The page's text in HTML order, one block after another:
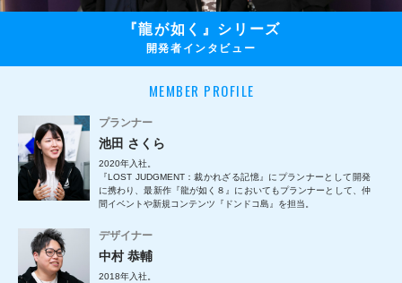
『龍が如く』シリーズ
開発者インタビュー
MEMBER PROFILE
プランナー
池田 さくら
2020年入社。
『LOST JUDGMENT：裁かれざる記憶』にプランナーとして開発
に携わり、最新作『龍が如く８』においてもプランナーとして、仲
間イベントや新規コンテンツ『ドンドコ島』を担当。
デザイナー
中村 恭輔
2018年入社。